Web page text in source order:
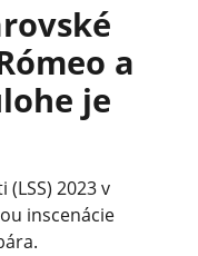
a
je
2023 v
inscenácie